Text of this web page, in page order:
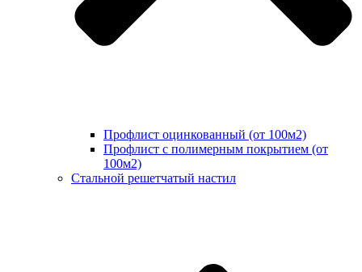
Профлист оцинкованный (от 100м2)
Профлист с полимерным покрытием (от
100м2)
Стальной решетчатый настил